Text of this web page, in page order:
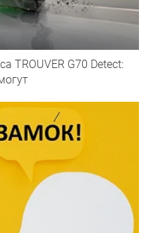
TROUVER G70 Detect: